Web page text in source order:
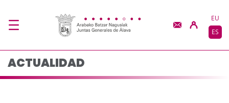
Sesión tradicional de
EU
ES
ACTUALIDAD